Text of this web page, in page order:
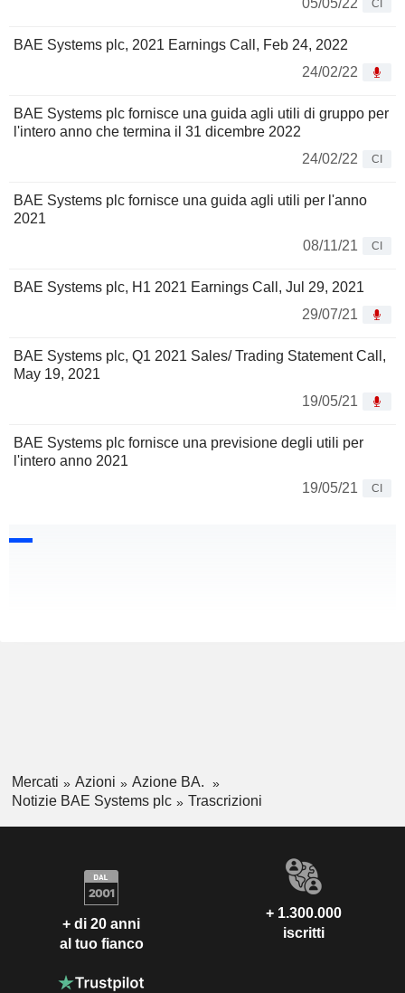
05/05/22
CI
BAE Systems plc, 2021 Earnings Call, Feb 24, 2022
24/02/22
BAE Systems plc fornisce una guida agli utili di gruppo per
l'intero anno che termina il 31 dicembre 2022
24/02/22
CI
BAE Systems plc fornisce una guida agli utili per l'anno
2021
08/11/21
CI
BAE Systems plc, H1 2021 Earnings Call, Jul 29, 2021
29/07/21
BAE Systems plc, Q1 2021 Sales/ Trading Statement Call,
May 19, 2021
19/05/21
BAE Systems plc fornisce una previsione degli utili per
l'intero anno 2021
19/05/21
CI
Mercati Azioni
Azione BA.
Notizie BAE Systems plc
Trascrizioni
+ di 20 anni
al tuo fianco
+ 1.300.000
iscritti